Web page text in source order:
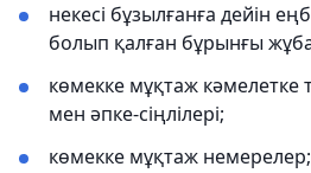
некесі бұзылғанға дейін
болып қалған бұрынғы
көмекке мұқтаж кәмелетке
мен әпке-сіңлілері;
көмекке мұқтаж немерелер;